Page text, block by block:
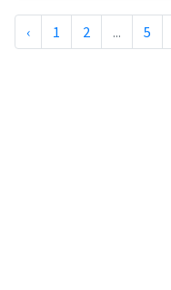
‹ 1 2 ... 5